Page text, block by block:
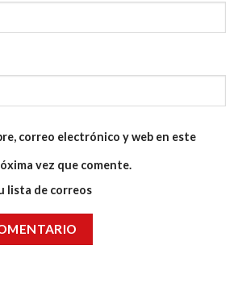
correo electrónico y web en este
vez que comente.
lista de correos